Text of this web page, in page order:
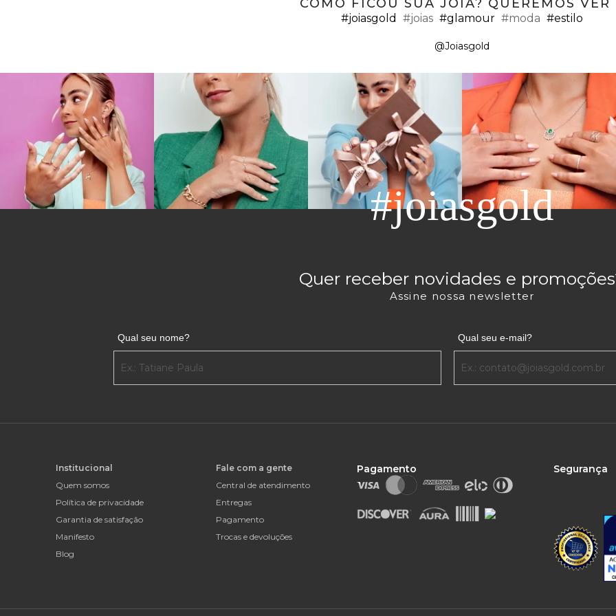
COMO FICOU SUA JÓIA? QUEREMOS VER
#joiasgold #joias #glamour #moda #estilo
@Joiasgold
#joiasgold
Quer receber novidades e
Assine nossa newsletter
Qual seu nome? Qual seu e-mail?
Institucional
Quem somos
Política de privacidade
Garantia de satisfação
Manifesto
Blog
Fale com a gente
Central de atendimento
Entregas
Pagamento
Trocas e devoluções
Pagamento Segurança